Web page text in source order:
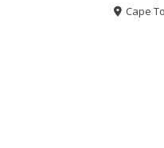
Cape